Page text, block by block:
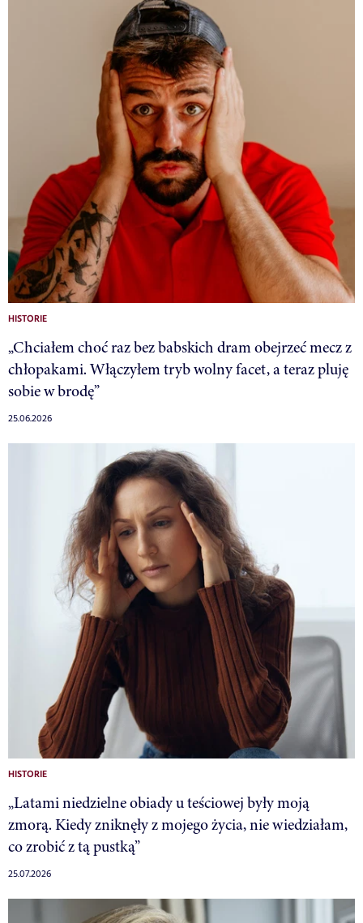
HISTORIE
„Chciałem choć raz bez babskich dram obejrzeć mecz z
chłopakami. Włączyłem tryb wolny facet, a teraz pluję
sobie w brodę”
25.06.2026
HISTORIE
„Latami niedzielne obiady u teściowej były moją
zmorą. Kiedy zniknęły z mojego życia, nie wiedziałam,
co zrobić z tą pustką”
25.07.2026